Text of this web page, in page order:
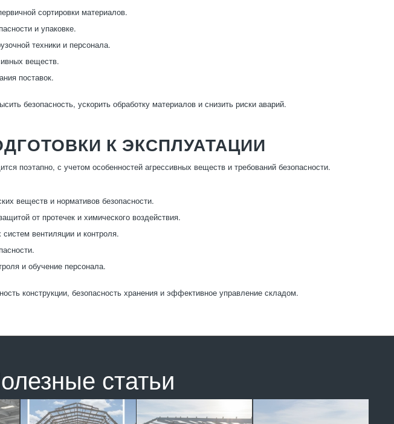
сортировки материалов.
и упаковке.
техники и персонала.
веществ.
поставок.
безопасность, ускорить обработку материалов и снизить риски аварий.
К ЭКСПЛУАТАЦИИ
поэтапно, с учетом особенностей агрессивных веществ и требований безопасности.
веществ и нормативов безопасности.
от протечек и химического воздействия.
вентиляции и контроля.
и обучение персонала.
конструкции, безопасность хранения и эффективное управление складом.
статьи